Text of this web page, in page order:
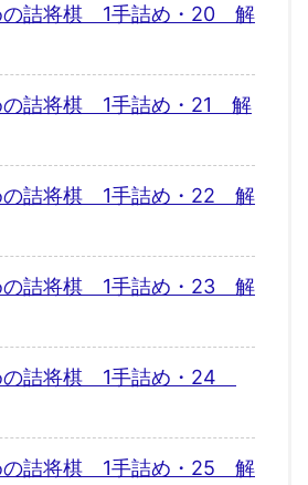
の詰将棋 1手詰め・20 解
の詰将棋 1手詰め・21 解
の詰将棋 1手詰め・22 解
の詰将棋 1手詰め・23 解
の詰将棋 1手詰め・24
の詰将棋 1手詰め・25 解